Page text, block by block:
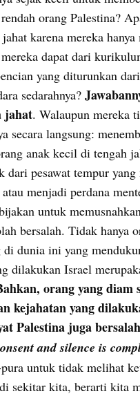
orang Palestina?
karena mereka
dapat dari
yang diturunkan
sedarahnya?
jahat. Walaupun mereka
secara langsung:
anak kecil di tengah
dari pesawat tempur yang
menjadi perdana
untuk
bersalah. Tidak hanya
di dunia ini yang
dilakukan Israel
orang yang diam
kejahatan yang
Palestina juga
and silence is
untuk tidak melihat
sekitar kita, berarti kita